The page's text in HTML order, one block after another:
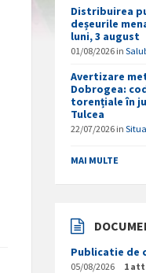
Distribuirea
deșeurile
luni, 3 august
01/08/2026 in
Avertizare
Dobrogea:
torențiale în
Tulcea
22/07/2026 in
MAI MULTE
Publicatie de
05/08/2026 1